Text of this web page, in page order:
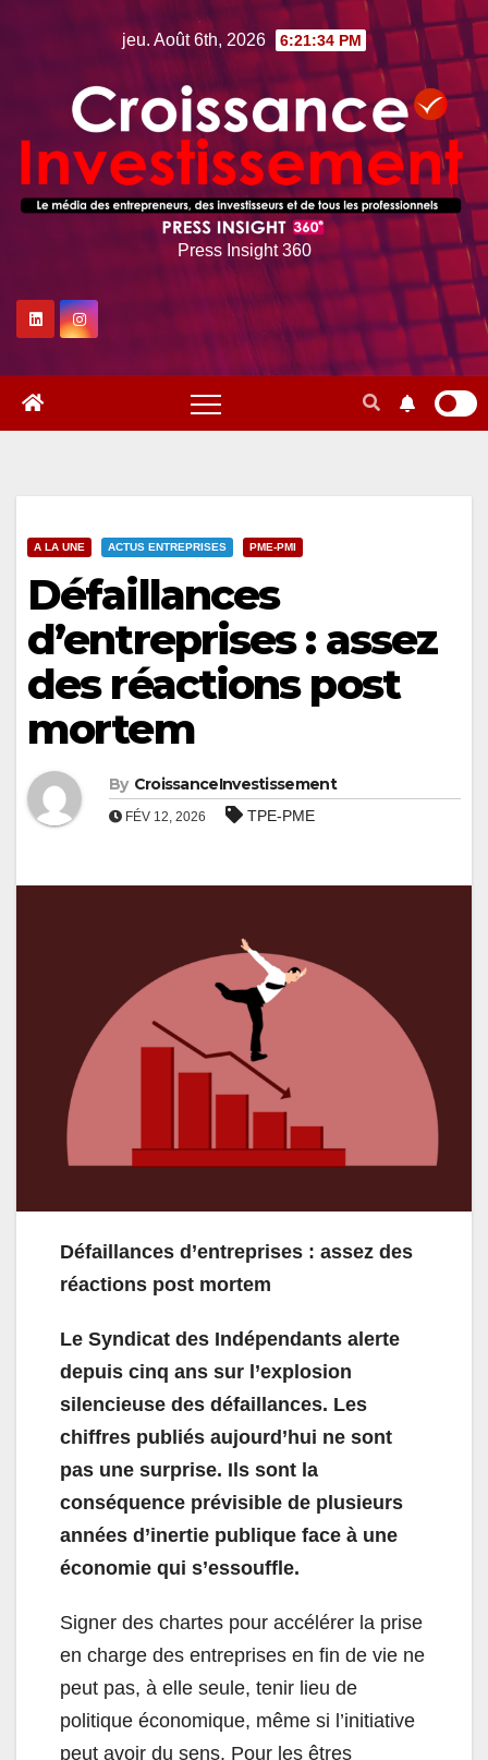
jeu. Août 6th, 2026 6:21:35 PM
Press Insight 360
A LA UNE ACTUS ENTREPRISES PME-PMI
Défaillances
d’entreprises : assez
des réactions post
mortem
By CroissanceInvestissement
FÉV 12, 2026 TPE-PME
Défaillances d’entreprises : assez des
réactions post mortem
Le Syndicat des Indépendants alerte
depuis cinq ans sur l’explosion
silencieuse des défaillances. Les
chiffres publiés aujourd’hui ne sont
pas une surprise. Ils sont la
conséquence prévisible de plusieurs
années d’inertie publique face à une
économie qui s’essouffle.
Signer des chartes pour accélérer la prise
en charge des entreprises en fin de vie ne
peut pas, à elle seule, tenir lieu de
politique économique, même si l’initiative
peut avoir du sens. Pour les êtres